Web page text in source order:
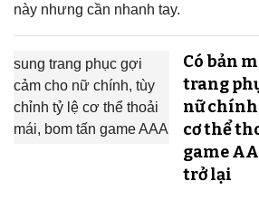
này nhưng cần nhanh tay.
Có bản
trang
nữ
cơ thể
game
trở lại